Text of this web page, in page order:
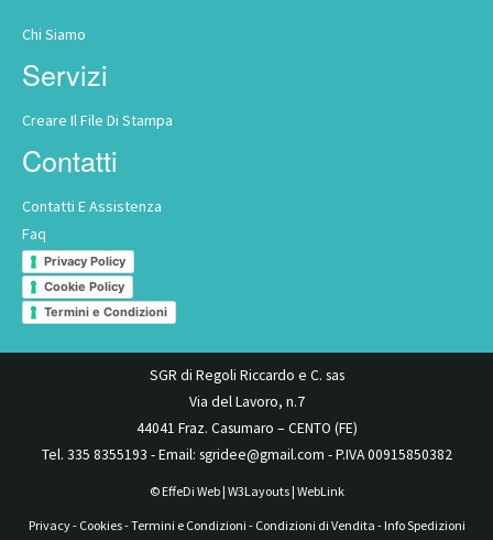
Chi Siamo
Servizi
Creare Il File Di Stampa
Contatti
Contatti E Assistenza
Faq
Privacy Policy
Cookie Policy
Termini e Condizioni
SGR di Regoli Riccardo e C. sas
Via del Lavoro, n.7
44041 Fraz. Casumaro – CENTO (FE)
Tel. 335 8355193 - Email: sgridee@gmail.com - P.IVA 00915850382
© EffeDi Web| W3Layouts | WebLink
Privacy- Cookies-Termini e Condizioni - Condizioni di Vendita - Info Spedizioni